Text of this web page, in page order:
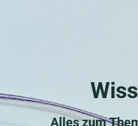
Alles zum